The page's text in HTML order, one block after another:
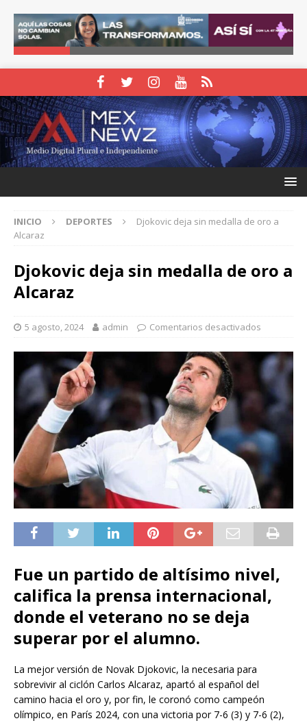
INICIO DEPORTES
Djokovic deja sin medalla de oro a
Alcaraz
Djokovic deja sin medalla de oro a
Alcaraz
5 agosto, 2024 admin Comentarios desactivados
Fue un partido de altísimo nivel,
califica la prensa internacional,
donde el veterano no se deja
superar por el alumno.
La mejor versión de Novak Djokovic, la necesaria para
sobrevivir al ciclón Carlos Alcaraz, apartó al español del
camino hacia el oro y, por fin, le coronó como campeón
olímpico, en París 2024, con una victoria por 7-6 (3) y 7-6 (2),